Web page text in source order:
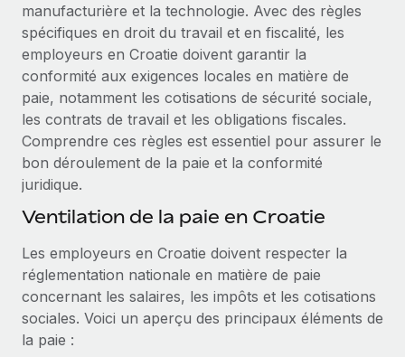
SERVICES
Demandez aux experts
Recevez des conseils d’experts sur les RH à
l’international et la conformité
Contrôles d’antécédents
Simplifiez vos processus de présélection des
candidats
Remote Watchtower
Gardez un temps d’avance sur les risques en
matière de conformité
Gestion des appareils
Achetez et suivez vos équipements informatiques
dans le monde entier
Explorez avec nous vos opportunités de partenariat
Remote Build
Conseil en intégrations et automatisations assistées par
ÉTUDES DE CAS
Données sur les salaires et les talents
Centre de ressources
Obtenir de l’aide
Voir toutes les ressources
BLOG
Paie multipays
EOR et PEO
Gestion des freelances
Taxes
manufacturière et la technologie. Avec des règles
spécifiques en droit du travail et en fiscalité, les
employeurs en Croatie doivent garantir la
conformité aux exigences locales en matière de
paie, notamment les cotisations de sécurité sociale,
les contrats de travail et les obligations fiscales.
Comprendre ces règles est essentiel pour assurer le
bon déroulement de la paie et la conformité
juridique.
Ventilation de la paie en Croatie
Les employeurs en Croatie doivent respecter la
réglementation nationale en matière de paie
concernant les salaires, les impôts et les cotisations
sociales. Voici un aperçu des principaux éléments de
la paie :